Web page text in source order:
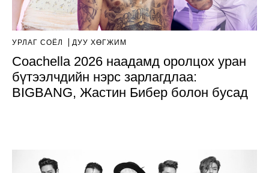
УРЛАГ СОЁЛ ДУУ ХӨГЖИМ
Coachella 2026 наадамд оролцох уран
бүтээлчдийн нэрс зарлагдлаа:
BIGBANG, Жастин Бибер болон бусад